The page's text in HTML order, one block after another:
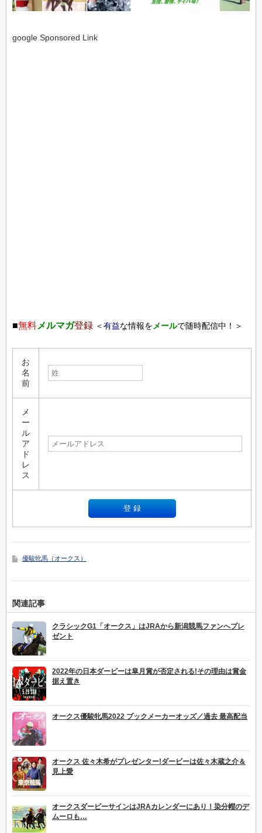
google Sponsored Link
■無料メルマガ登録 ＜有益な情報を メールで随時配信中！＞
お
名
前
メ
ー
ル
ア
ド
レ
ス
優駿牝馬（オークス）
関連記事
クラシックG1「オークス」はJRAから新潟競馬ファンへプレ
ゼント
2022年の日本ダービーは皐月賞が否定される!その理由は賞金
据え置き
オークス優駿牝馬2022 ブックメーカーオッズ／過去 最高配当
オークス 佐々木希がプレゼンター!ダービーは佐々木蔵之介＆
見上愛
オークスダービーサインはJRAカレンダーにあり！染分帽のデ
ムーロも…